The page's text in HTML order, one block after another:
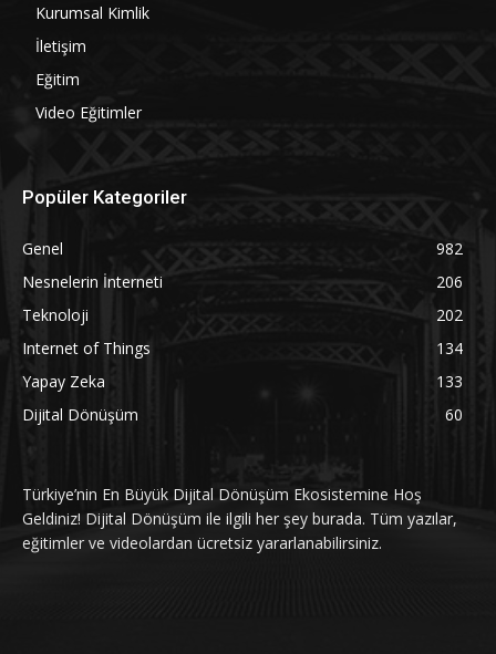
Kurumsal Kimlik
İletişim
Eğitim
Video Eğitimler
Popüler Kategoriler
Genel
982
Nesnelerin İnterneti
206
Teknoloji
202
Internet of Things
134
Yapay Zeka
133
Dijital Dönüşüm
60
Türkiye’nin En Büyük Dijital Dönüşüm Ekosistemine Hoş
Geldiniz! Dijital Dönüşüm ile ilgili her şey burada. Tüm yazılar,
eğitimler ve videolardan ücretsiz yararlanabilirsiniz.